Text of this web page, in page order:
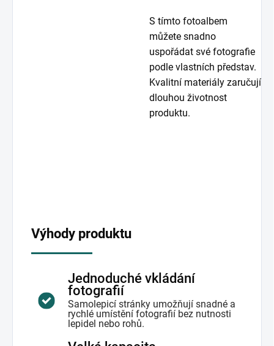
S tímto fotoalbem
můžete snadno
uspořádat své fotografie
podle vlastních představ.
Kvalitní materiály zaručují
dlouhou životnost
produktu.
Výhody produktu
Jednoduché vkládání
fotografií
Samolepicí stránky umožňují snadné a
rychlé umístění fotografií bez nutnosti
lepidel nebo rohů.